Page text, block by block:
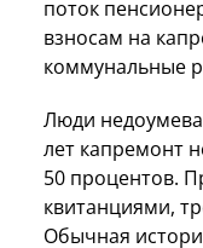
поток
взносам на
коммунальные
Люди
лет капремонт
50 процентов.
квитанциями,
Обычная